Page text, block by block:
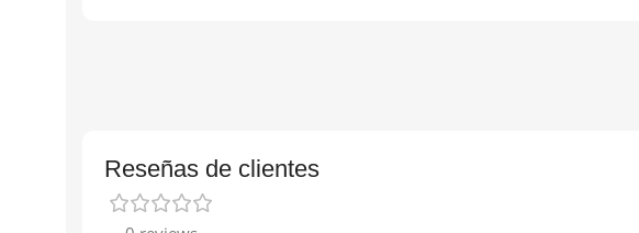
Reseñas de clientes